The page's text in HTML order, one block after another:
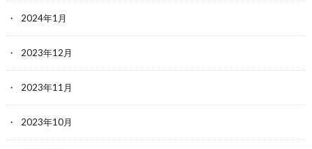
2024年1月
2023年12月
2023年11月
2023年10月